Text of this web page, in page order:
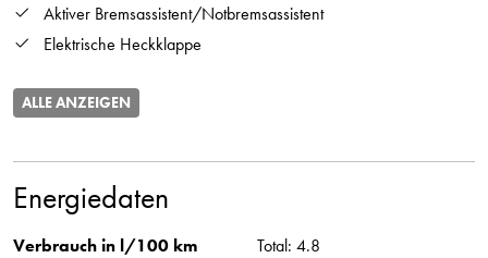
Aktiver Bremsassistent/Notbremsassistent
Elektrische Heckklappe
ALLE ANZEIGEN
Energiedaten
Verbrauch in l/100 km
Total: 4.8